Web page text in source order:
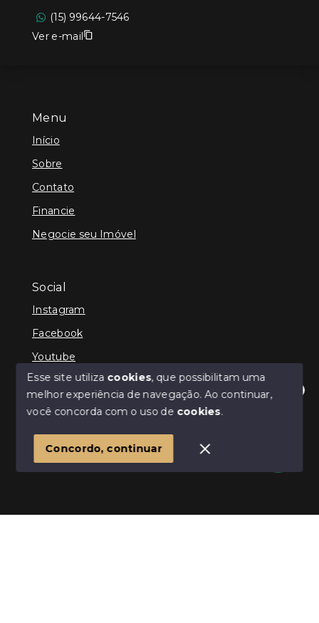
Menu
Início
Sobre
Contato
Financie
Negocie seu Imóvel
Social
Instagram
Facebook
Youtube
© Copyright 2026 - ImpactoImob - Todos os direitos
SITE PARA IMOBILIARIA
(15) 99644-7546
Ver e-mail
Olá! Estamos disponíveis para te ajudar.
Esse site utiliza cookies, que possibilitam uma
melhor experiência de navegação.Ao continuar,
você concorda com o uso de cookies.
Concordo, continuar